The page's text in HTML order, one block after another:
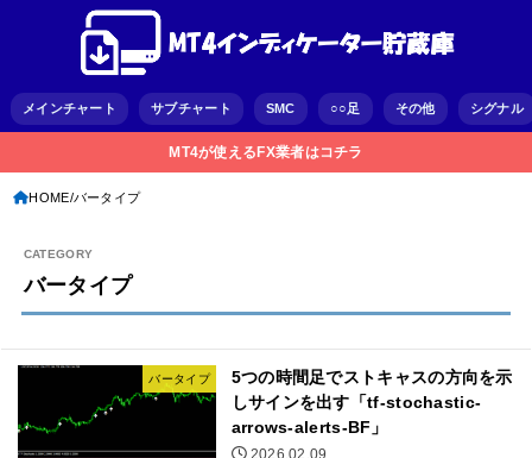
メインチャート サブチャート SMC ○○足 その他 シグナル
MT4が使えるFX業者はコチラ
HOME バータイプ
バータイプ
バータイプ
5つの時間足でストキャスの方向を示
しサインを出す「tf-stochastic-
arrows-alerts-BF」